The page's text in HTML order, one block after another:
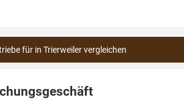
für in Trierweiler vergleichen